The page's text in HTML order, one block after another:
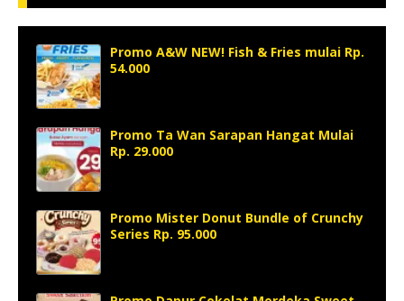
Promo A&W NEW! Fish & Fries mulai Rp.
54.000
Promo Ta Wan Sarapan Hangat Mulai
Rp. 29.000
Promo Mister Donut Bundle of Crunchy
Series Rp. 95.000